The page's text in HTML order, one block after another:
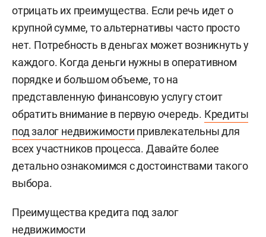
отрицать их преимущества. Если речь идет о
крупной сумме, то альтернативы часто просто
нет. Потребность в деньгах может возникнуть у
каждого. Когда деньги нужны в оперативном
порядке и большом объеме, то на
представленную финансовую услугу стоит
обратить внимание в первую очередь. Кредиты
под залог недвижимости привлекательны для
всех участников процесса. Давайте более
детально ознакомимся с достоинствами такого
выбора.
Преимущества кредита под залог
недвижимости